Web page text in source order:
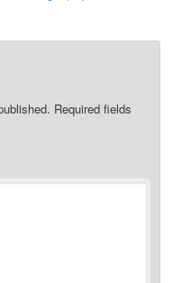
Required fields